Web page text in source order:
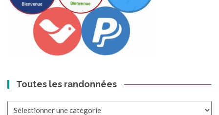
Toutes les randonnées
Toutes